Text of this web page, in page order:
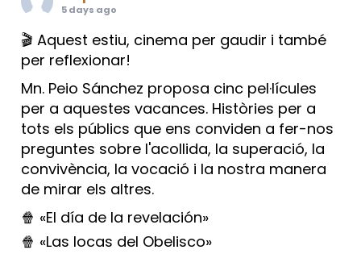
5 days ago
🎬 Aquest estiu, cinema per gaudir i també
per reflexionar!
Mn. Peio Sánchez proposa cinc pel·lícules
per a aquestes vacances. Històries per a
tots els públics que ens conviden a fer-nos
preguntes sobre l'acollida, la superació, la
convivència, la vocació i la nostra manera
de mirar els altres.
🍿 «El día de la revelación»
🍿 «Las locas del Obelisco»